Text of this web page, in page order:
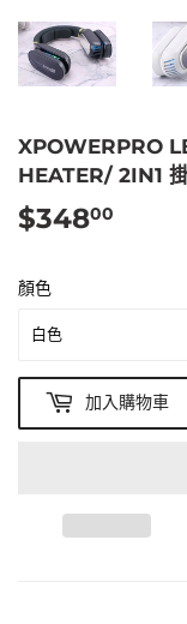
XPOWERPRO
HEATER/ 2IN1
$34800
顏色
加入購物車